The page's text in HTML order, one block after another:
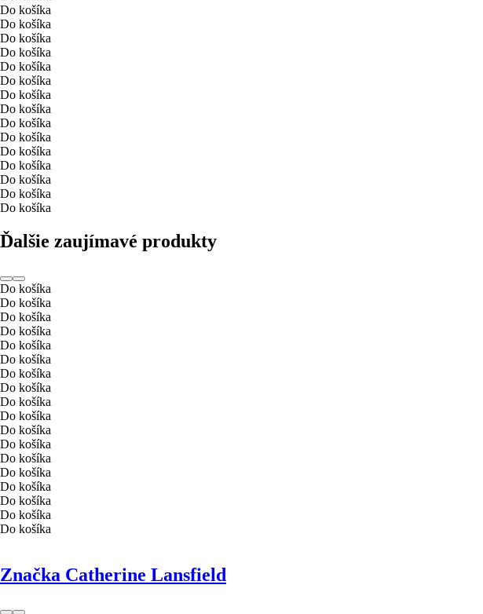
Do košíka
Do košíka
Do košíka
Do košíka
Do košíka
Do košíka
Do košíka
Do košíka
Do košíka
Do košíka
Do košíka
Do košíka
Do košíka
Do košíka
Do košíka
Ďalšie zaujímavé produkty
Do košíka
Do košíka
Do košíka
Do košíka
Do košíka
Do košíka
Do košíka
Do košíka
Do košíka
Do košíka
Do košíka
Do košíka
Do košíka
Do košíka
Do košíka
Do košíka
Do košíka
Do košíka
Značka Catherine Lansfield